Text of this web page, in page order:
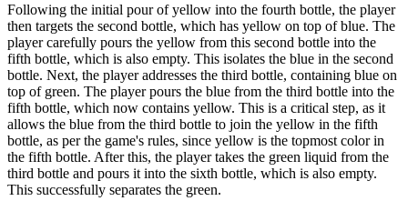
Following the initial pour of yellow into the fourth bottle, the player
then targets the second bottle, which has yellow on top of blue. The
player carefully pours the yellow from this second bottle into the
fifth bottle, which is also empty. This isolates the blue in the second
bottle. Next, the player addresses the third bottle, containing blue on
top of green. The player pours the blue from the third bottle into the
fifth bottle, which now contains yellow. This is a critical step, as it
allows the blue from the third bottle to join the yellow in the fifth
bottle, as per the game's rules, since yellow is the topmost color in
the fifth bottle. After this, the player takes the green liquid from the
third bottle and pours it into the sixth bottle, which is also empty.
This successfully separates the green.